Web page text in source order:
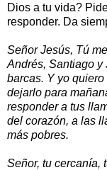
Dios a tu vida?
responder. Da
Señor Jesús, Tú
Andrés, Santiago y
barcas. Y yo
dejarlo para
responder a tus
del corazón, a las
más pobres.
Señor, tu cercanía,